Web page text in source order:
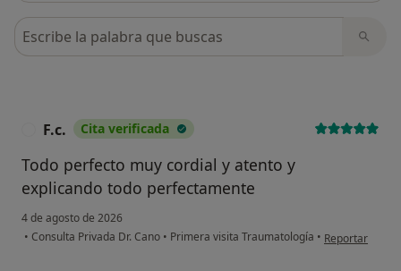
Busca en opiniones
F.c. Cita verificada
Todo perfecto muy cordial y atento y
explicando todo perfectamente
4 de agosto de 2026
• Consulta Privada Dr. Cano • Primera visita Traumatología • en opinión del
Reportar